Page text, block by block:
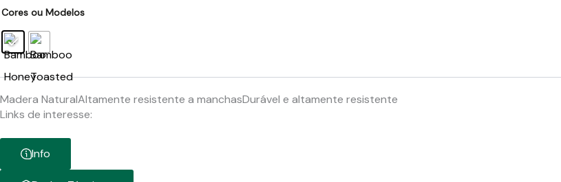
Cores ou Modelos
Madera NaturalAltamente resistente a manchasDurável e altamente resistente
Links de interesse:
Info